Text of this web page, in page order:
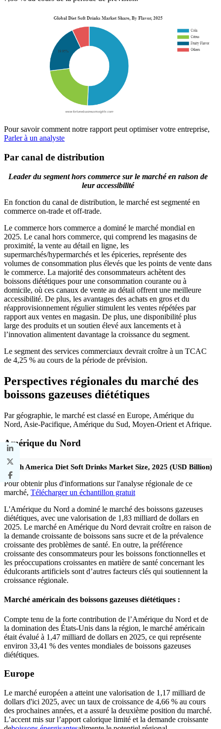
Pour savoir comment notre rapport peut optimiser votre entreprise,
Parler à un analyste
Par canal de distribution
Leader du segment hors commerce sur le marché en raison de
leur accessibilité
En fonction du canal de distribution, le marché est segmenté en
commerce on-trade et off-trade.
Le commerce hors commerce a dominé le marché mondial en
2025. Le canal hors commerce, qui comprend les magasins de
proximité, la vente au détail en ligne, les
supermarchés/hypermarchés et les épiceries, représente des
volumes de consommation plus élevés que les points de vente dans
le commerce. La majorité des consommateurs achètent des
boissons diététiques pour une consommation courante ou à
domicile, où ces canaux de vente au détail offrent une meilleure
accessibilité. De plus, les avantages des achats en gros et du
réapprovisionnement régulier stimulent les ventes répétées par
rapport aux ventes en magasin. De plus, une disponibilité plus
large des produits et un soutien élevé aux lancements et à
l’innovation alimentent davantage la croissance du segment.
Le segment des services commerciaux devrait croître à un TCAC
de 4,25 % au cours de la période de prévision.
Perspectives régionales du marché des
boissons gazeuses diététiques
Par géographie, le marché est classé en Europe, Amérique du
Nord, Asie-Pacifique, Amérique du Sud, Moyen-Orient et Afrique.
Amérique du Nord
North America Diet Soft Drinks Market Size, 2025 (USD Billion)
Pour obtenir plus d'informations sur l'analyse régionale de ce
marché, Télécharger un échantillon gratuit
L'Amérique du Nord a dominé le marché des boissons gazeuses
diététiques, avec une valorisation de 1,83 milliard de dollars en
2025. Le marché en Amérique du Nord devrait croître en raison de
la demande croissante de boissons sans sucre et de la prévalence
croissante des problèmes de santé. En outre, la préférence
croissante des consommateurs pour les boissons fonctionnelles et
les préoccupations croissantes en matière de santé concernant les
édulcorants artificiels sont d’autres facteurs clés qui soutiennent la
croissance régionale.
Marché américain des boissons gazeuses diététiques :
Compte tenu de la forte contribution de l’Amérique du Nord et de
la domination des États-Unis dans la région, le marché américain
était évalué à 1,47 milliard de dollars en 2025, ce qui représente
environ 33,41 % des ventes mondiales de boissons gazeuses
diététiques.
Europe
Le marché européen a atteint une valorisation de 1,17 milliard de
dollars d'ici 2025, avec un taux de croissance de 4,66 % au cours
des prochaines années, et a assuré la deuxième position du marché.
L’accent mis sur l’apport calorique limité et la demande croissante